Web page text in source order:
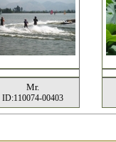
Mr.
ID:110074-00403